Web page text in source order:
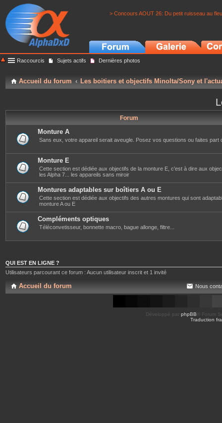
> Concours AOUT 26: Du petit ruisseau au
Raccourcis Sujets actifs Dernières photos
Accueil du forum Les boitiers et objectifs Minolta/Sony et
Forum
Monture A
Sans eux, votre appareil serait aveugle. Posez vos questions ou faites part
Monture E
Cette section est dédiée aux objectifs de la monture E, c'est à dire aux
les Alpha 7... les appareils sans miroir
Montures adaptables sur boîtiers A ou E
Cette section est dédiée aux objectifs des autres montures qui sont
monture A ou E
Compléments optiques
Téléconvetisseur, bonnette macro, bague allonge, filtre...
QUI EST EN LIGNE ?
Utilisateurs parcourant ce forum : Aucun utilisateur inscrit et 1 invité
Accueil du forum Nous
Développé par phpBB ® Forum
Traduction